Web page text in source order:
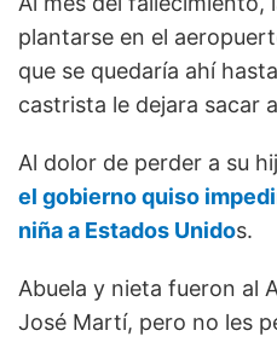
plantarse en el
que se quedaría ahí
castrista le dejara sacar
Al dolor de perder a su
el gobierno quiso
niña a Estados Unidos.
Abuela y nieta fueron al
José Martí, pero no les